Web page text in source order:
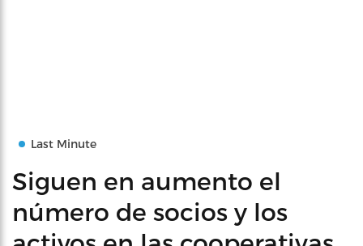
Last Minute
Siguen en aumento el
número de socios y los